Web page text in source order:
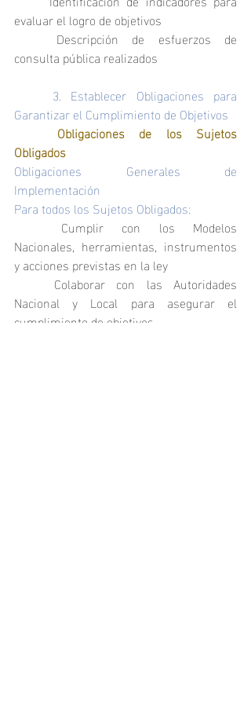
evaluar el logro de objetivos
consulta pública realizados
Garantizar el Cumplimiento de Objetivos
Obligados
Obligaciones Generales de
Implementación
Para todos los Sujetos Obligados:
Nacionales, herramientas, instrumentos
y acciones previstas en la ley
Nacional y Local para asegurar el
cumplimiento de objetivos